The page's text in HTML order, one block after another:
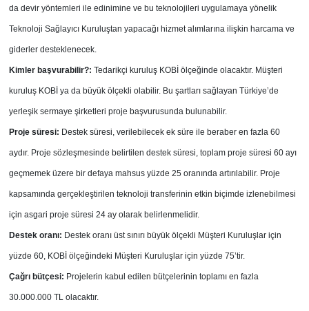
da devir yöntemleri ile edinimine ve bu teknolojileri uygulamaya yönelik
Teknoloji Sağlayıcı Kuruluştan yapacağı hizmet alımlarına ilişkin harcama ve
giderler desteklenecek.
Kimler başvurabilir?: Tedarikçi kuruluş KOBİ ölçeğinde olacaktır. Müşteri
kuruluş KOBİ ya da büyük ölçekli olabilir. Bu şartları sağlayan Türkiye’de
yerleşik sermaye şirketleri proje başvurusunda bulunabilir.
Proje süresi: Destek süresi, verilebilecek ek süre ile beraber en fazla 60
aydır. Proje sözleşmesinde belirtilen destek süresi, toplam proje süresi 60 ayı
geçmemek üzere bir defaya mahsus yüzde 25 oranında artırılabilir. Proje
kapsamında gerçekleştirilen teknoloji transferinin etkin biçimde izlenebilmesi
için asgari proje süresi 24 ay olarak belirlenmelidir.
Destek oranı: Destek oranı üst sınırı büyük ölçekli Müşteri Kuruluşlar için
yüzde 60, KOBİ ölçeğindeki Müşteri Kuruluşlar için yüzde 75’tir.
Çağrı bütçesi: Projelerin kabul edilen bütçelerinin toplamı en fazla
30.000.000 TL olacaktır.